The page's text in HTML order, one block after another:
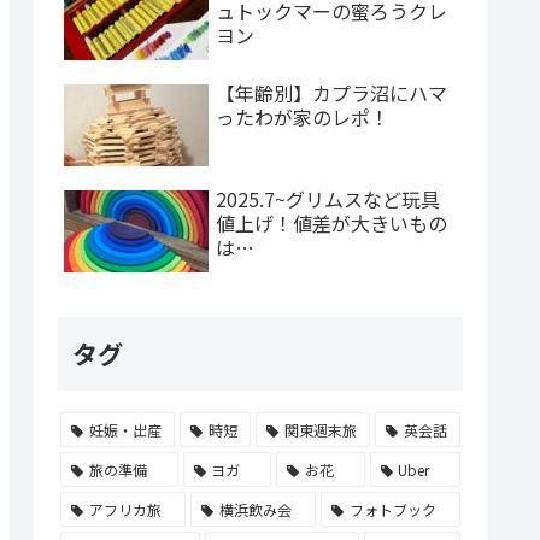
ュトックマーの蜜ろうクレ
ヨン
【年齢別】カプラ沼にハマ
ったわが家のレポ！
2025.7~グリムスなど玩具
値上げ！値差が大きいもの
は…
タグ
妊娠・出産 時短 関東週末旅
英会話
旅の準備
ヨガ お花
Uber
アフリカ旅
横浜飲み会
フォトブック